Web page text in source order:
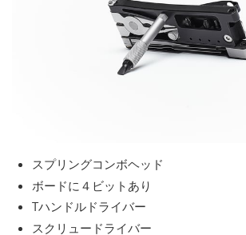
スプリングコンボヘッド
ボードに４ビットあり
Tハンドルドライバー
スクリュードライバー